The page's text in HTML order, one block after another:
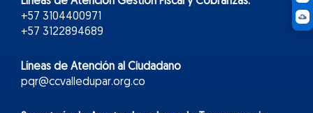
+57 3104400971
+57 3122894689
Líneas de Atención al Ciudadano
pqr@ccvalledupar.org.co